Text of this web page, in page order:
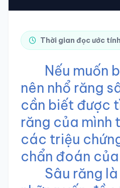
Thời gian đọc ước
Nếu muốn
nên nhổ răng
cần biết được
răng của mình
các triệu
chẩn đoán của
Sâu răng